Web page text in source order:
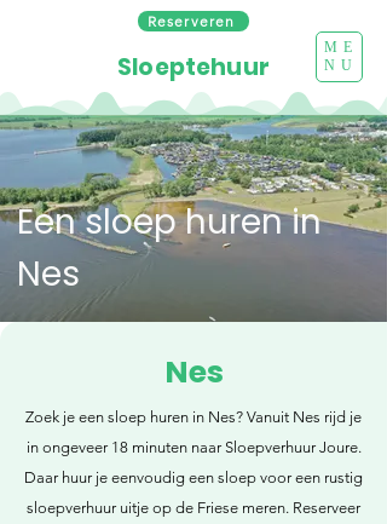
Reserveren
ME
NU
Sloeptehuur
Een sloep huren in
Nes
Nes
Zoek je een sloep huren in Nes? Vanuit Nes rijd je
in ongeveer 18 minuten naar Sloepverhuur Joure.
Daar huur je eenvoudig een sloep voor een rustig
sloepverhuur uitje op de Friese meren. Reserveer